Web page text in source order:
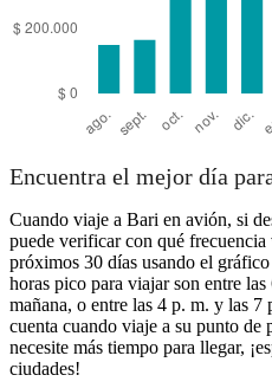
Encuentra el mejor día
Cuando viaje a Bari en avión, si
puede verificar con qué
próximos 30 días usando el
horas pico para viajar son entre
mañana, o entre las 4 p. m. y las 7
cuenta cuando viaje a su punto de
necesite más tiempo para llegar,
ciudades!